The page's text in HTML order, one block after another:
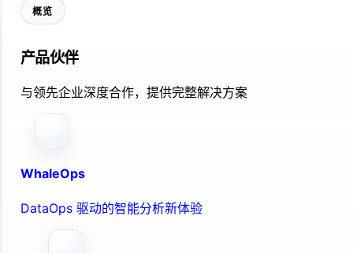
概览
产品伙伴
与领先企业深度合作，提供完整解决方案
WhaleOps
DataOps 驱动的智能分析新体验